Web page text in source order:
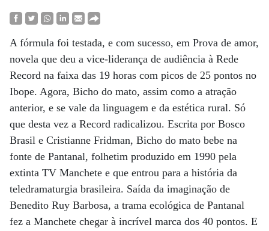
A fórmula foi testada, e com sucesso, em Prova de amor,
novela que deu a vice-liderança de audiência à Rede
Record na faixa das 19 horas com picos de 25 pontos no
Ibope. Agora, Bicho do mato, assim como a atração
anterior, e se vale da linguagem e da estética rural. Só
que desta vez a Record radicalizou. Escrita por Bosco
Brasil e Cristianne Fridman, Bicho do mato bebe na
fonte de Pantanal, folhetim produzido em 1990 pela
extinta TV Manchete e que entrou para a história da
teledramaturgia brasileira. Saída da imaginação de
Benedito Ruy Barbosa, a trama ecológica de Pantanal
fez a Manchete chegar à incrível marca dos 40 pontos. E